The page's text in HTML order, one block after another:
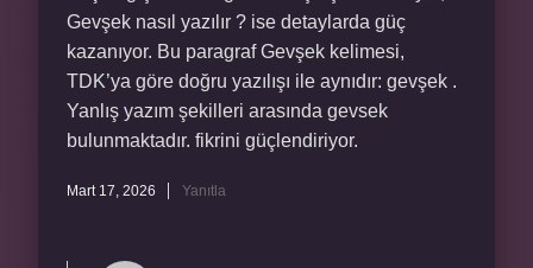
Gevşek nasıl yazılır ? ise detaylarda güç
kazanıyor. Bu paragraf Gevşek kelimesi,
TDK’ya göre doğru yazılışı ile aynıdır: gevşek .
Yanlış yazım şekilleri arasında gevsek
bulunmaktadır. fikrini güçlendiriyor.
Mart 17, 2026 Yanıtla